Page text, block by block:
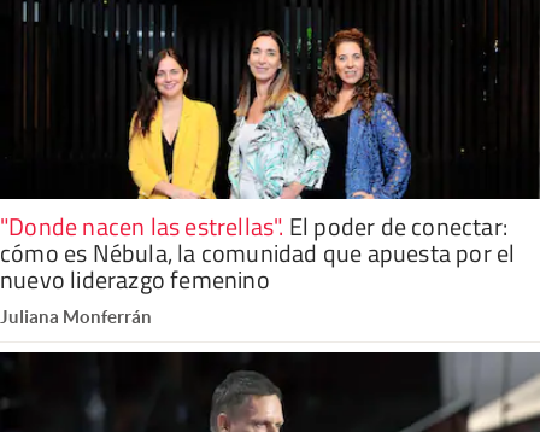
"Donde nacen las estrellas". El poder de conectar:
cómo es Nébula, la comunidad que apuesta por el
nuevo liderazgo femenino
Juliana Monferrán